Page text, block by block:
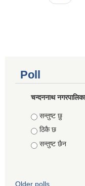
Poll
चन्दननाथ
Choices
सन्तुष्ट छु
ठिकै छ
सन्तुष्ट छैन
Older polls